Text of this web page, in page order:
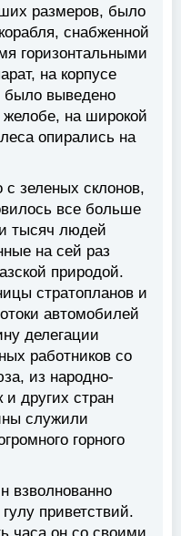
размеров, было
снабженной
горизонтальными
на корпусе
было выведено
желобе, на широкой
опирались на
зеленых склонов,
все больше
тысяч людей
на сей раз
природой.
стратопланов и
автомобилей
делегации
работников со
из народно-
и других стран
служили
горного
взволнованно
приветствий.